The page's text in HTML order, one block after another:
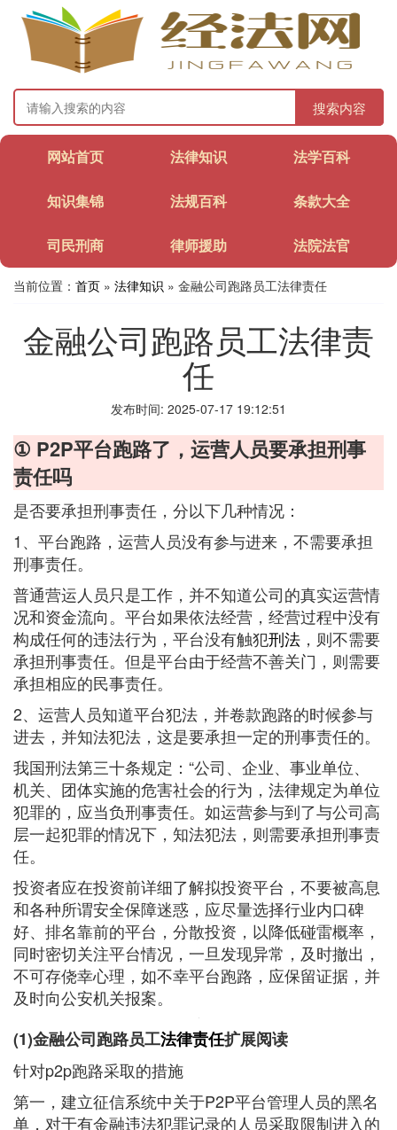
搜索内容
网站首页 法律知识 法学百科
知识集锦 法规百科 条款大全
司民刑商 律师援助 法院法官
当前位置： 首页 » 法律知识 » 金融公司跑路员工法律责任
金融公司跑路员工法律责
任
发布时间: 2025-07-17 19:12:51
① P2P平台跑路了，运营人员要承担刑事
责任吗
是否要承担刑事责任，分以下几种情况：
1、平台跑路，运营人员没有参与进来，不需要承担
刑事责任。
普通营运人员只是工作，并不知道公司的真实运营情
况和资金流向。平台如果依法经营，经营过程中没有
构成任何的违法行为，平台没有触犯刑法 ，则不需要
承担刑事责任。但是平台由于经营不善关门，则需要
承担相应的民事责任。
2、运营人员知道平台犯法，并卷款跑路的时候参与
进去，并知法犯法，这是要承担一定的刑事责任的。
我国刑法第三十条规定：“公司、企业、事业单位、
机关、团体实施的危害社会的行为，法律规定为单位
犯罪的，应当负刑事责任。如运营参与到了与公司高
层一起犯罪的情况下，知法犯法，则需要承担刑事责
任。
投资者应在投资前详细了解拟投资平台，不要被高息
和各种所谓安全保障迷惑，应尽量选择行业内口碑
好、排名靠前的平台，分散投资，以降低碰雷概率，
同时密切关注平台情况，一旦发现异常，及时撤出，
不可存侥幸心理，如不幸平台跑路，应保留证据，并
及时向公安机关报案。
(1)金融公司跑路员工法律责任扩展阅读
针对p2p跑路采取的措施
第一，建立征信系统中关于P2P平台管理人员的黑名
单，对于有金融违法犯罪记录的人员采取限制进入的